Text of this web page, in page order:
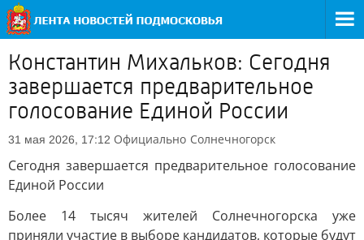
Константин Михальков: Сегодня
завершается предварительное
голосование Единой России
31 мая 2026, 17:12 Официально Солнечногорск
Сегодня завершается предварительное голосование
Единой России
Более 14 тысяч жителей Солнечногорска уже
приняли участие в выборе кандидатов, которые будут